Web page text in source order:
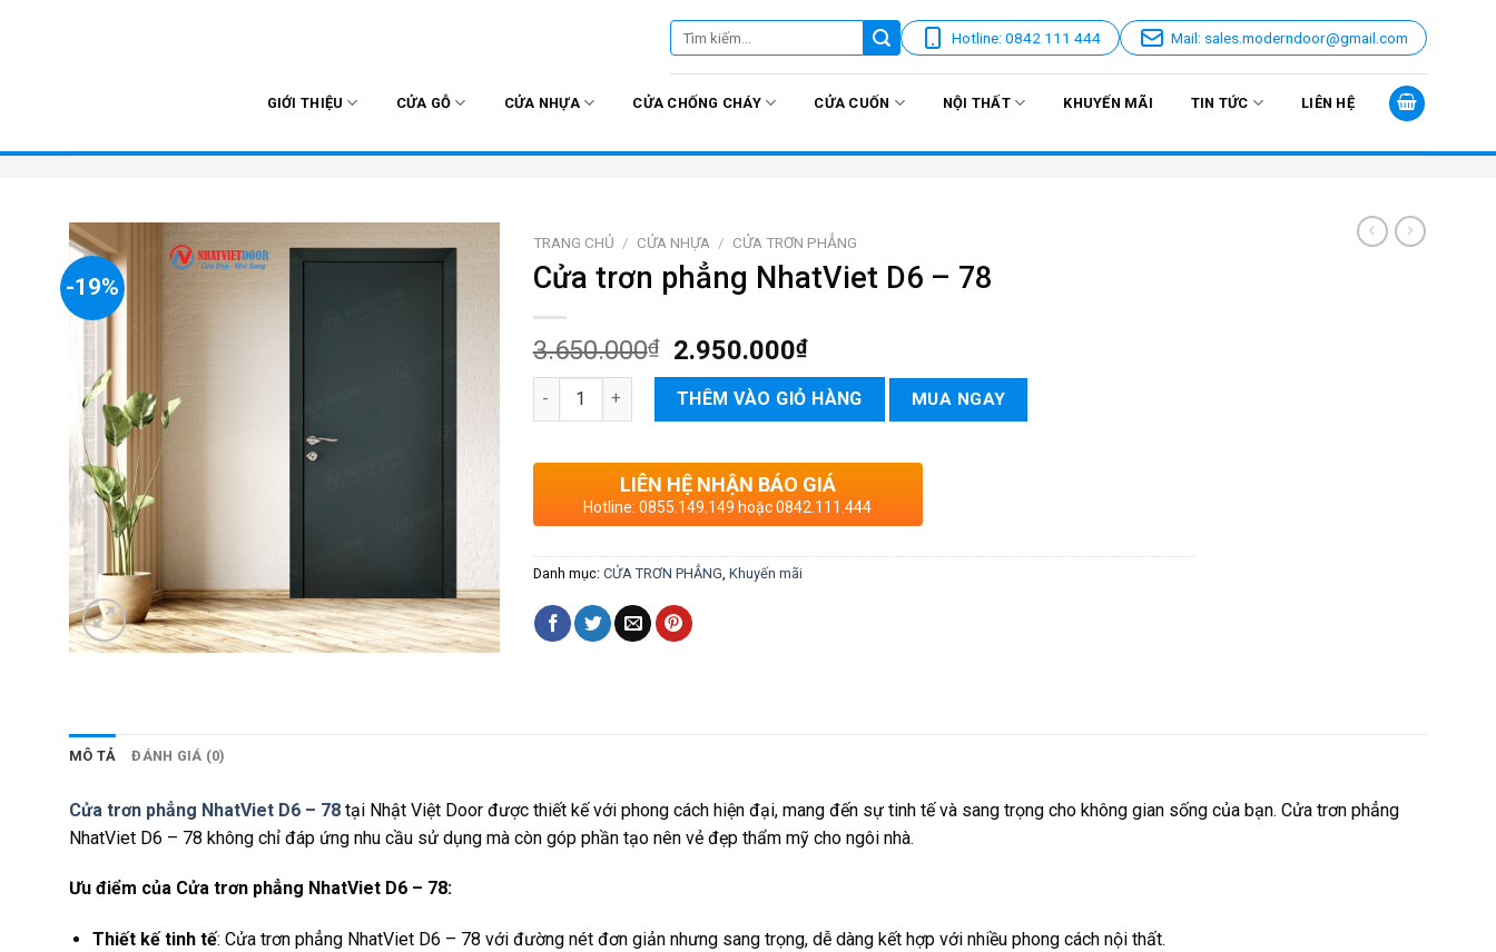
Tìm
kiếm:
Hotline: 0842 111 444 Mail: sales.moderndoor@gmail.com
GIỚI THIỆU CỬA GỖ CỬA NHỰA CỬA CHỐNG CHÁY CỬA CUỐN NỘI THẤT KHUYẾN MÃI TIN TỨC LIÊN HỆ
-19%
TRANG CHỦ / CỬA NHỰA / CỬA TRƠN PHẲNG
Cửa trơn phẳng NhatViet D6 – 78
3.650.000₫ 2.950.000₫
Cửa trơn phẳng NhatViet D6 - 78 số lượng
THÊM VÀO GIỎ HÀNG MUA NGAY
LIÊN HỆ NHẬN BÁO GIÁ
Hotline: 0855.149.149 hoặc 0842.111.444
Danh mục: CỬA TRƠN PHẲNG Khuyến mãi
MÔ TẢ ĐÁNH GIÁ (0)
Cửa trơn phẳng NhatViet D6 – 78 tại Nhật Việt Door được thiết kế với phong cách hiện đại, mang đến sự tinh tế và sang trọng cho không gian sống của bạn. Cửa trơn phẳng
NhatViet D6 – 78 không chỉ đáp ứng nhu cầu sử dụng mà còn góp phần tạo nên vẻ đẹp thẩm mỹ cho ngôi nhà.
Ưu điểm của Cửa trơn phẳng NhatViet D6 – 78:
Thiết kế tinh tế: Cửa trơn phẳng NhatViet D6 – 78 với đường nét đơn giản nhưng sang trọng, dễ dàng kết hợp với nhiều phong cách nội thất.